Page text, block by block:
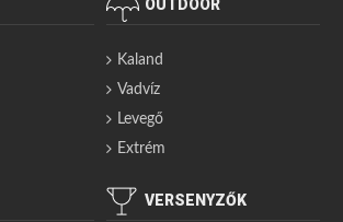
OUTDOOR
Kaland
Vadvíz
Levegő
Extrém
VERSENYZŐK